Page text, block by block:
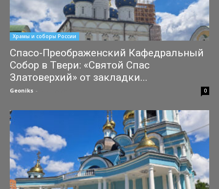
Храмы и соборы России
Спасо-Преображенский Кафедральный
Собор в Твери: «Святой Спас
Златоверхий» от закладки...
Geoniks - 0